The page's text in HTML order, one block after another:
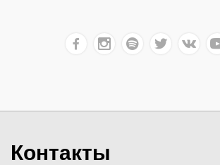
Контакты